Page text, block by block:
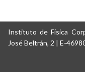
Instituto de Física
José Beltrán, 2 | E-